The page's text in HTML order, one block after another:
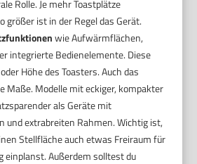
Rolle. Je mehr Toastplätze
größer ist in der Regel das Gerät.
wie Aufwärmflächen,
integrierte Bedienelemente. Diese
Höhe des Toasters. Auch das
Maße. Modelle mit eckiger, kompakter
als Geräte mit
und extrabreiten Rahmen. Wichtig ist,
Stellfläche auch etwas Freiraum für
einplanst. Außerdem solltest du